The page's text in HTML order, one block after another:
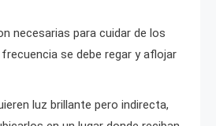
necesarias para cuidar de los
se debe regar y aflojar
luz brillante pero indirecta,